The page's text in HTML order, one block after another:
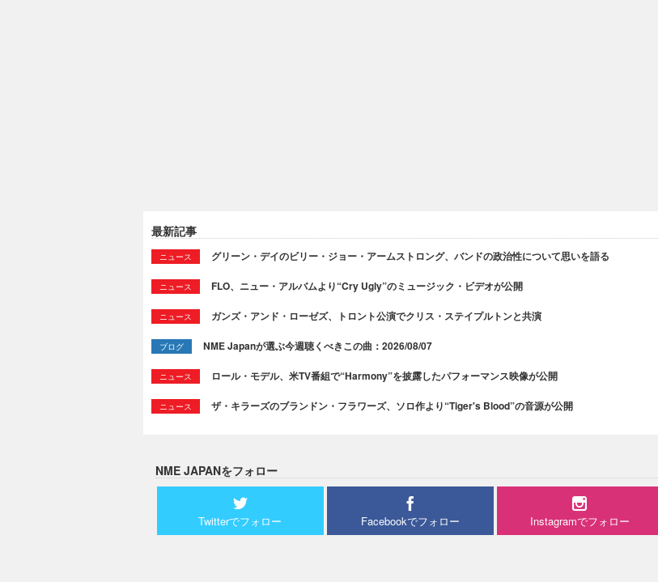
最新記事
ニュース グリーン・デイのビリー・ジョー・アームストロング、バンドの政治性について思いを語る
ニュース FLO、ニュー・アルバムより“Cry Ugly”のミュージック・ビデオが公開
ニュース ガンズ・アンド・ローゼズ、トロント公演でクリス・ステイプルトンと共演
ブログ NME Japanが選ぶ今週聴くべきこの曲：2026/08/07
ニュース ロール・モデル、米TV番組で“Harmony”を披露したパフォーマンス映像が公開
ニュース ザ・キラーズのブランドン・フラワーズ、ソロ作より“Tiger's Blood”の音源が公開
NME JAPANをフォロー
Twitterでフォロー Facebookでフォロー Instagramでフォロー